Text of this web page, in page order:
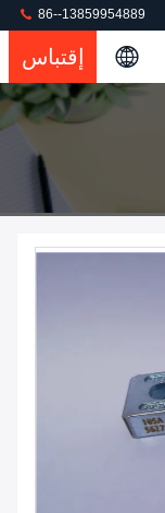
86--13859954889
إقتباس